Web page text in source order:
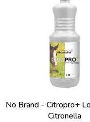
No Brand - Citropro+
Citronella